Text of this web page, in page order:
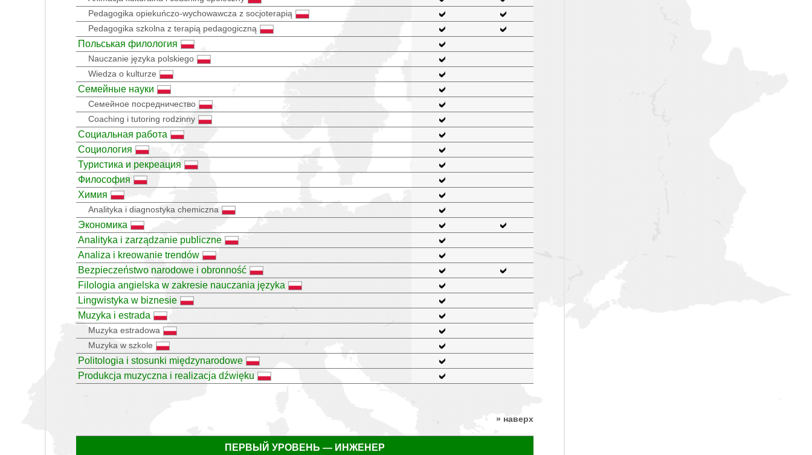
Pedagogika opiekuńczo-wychowawcza z socjoterapią
Pedagogika szkolna z terapią pedagogiczną
Польськая филология
Nauczanie języka polskiego
Wiedza o kulturze
Семейные науки
Семейное посредничество
Coaching i tutoring rodzinny
Социальная работа
Социология
Туристика и рекреация
Философия
Химия
Analityka i diagnostyka chemiczna
Экономика
Analityka i zarządzanie publiczne
Analiza i kreowanie trendów
Bezpieczeństwo narodowe i obronność
Filologia angielska w zakresie nauczania języka
Lingwistyka w biznesie
Muzyka i estrada
Muzyka estradowa
Muzyka w szkole
Politologia i stosunki międzynarodowe
Produkcja muzyczna i realizacja dźwięku
» наверх
ПЕРВЫЙ УРОВЕНЬ — ИНЖЕНЕР